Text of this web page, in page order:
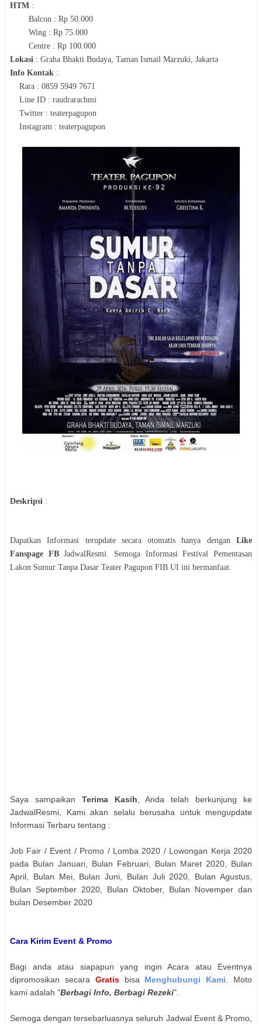
HTM :
Balcon : Rp 50.000
Wing : Rp 75.000
Centre : Rp 100.000
Lokasi : Graha Bhakti Budaya, Taman Ismail Marzuki, Jakarta
Info Kontak :
Rara : 0859 5949 7671
Line ID : raudrarachmi
Twitter : teaterpagupon
Instagram : teaterpagupon
Deskripsi :
Dapatkan Informasi terupdate secara otomatis hanya dengan Like
Fanspage FBJadwalResmi. Semoga InformasiFestival
Pementasan
Lakon Sumur Tanpa Dasar Teater Pagupon FIB UI ini bermanfaat.
Saya sampaikan Terima Kasih , Anda telah berkunjung ke
JadwalResmi, Kami akan selalu berusaha untuk mengupdate
Informasi Terbaru tentang :
Job Fair / Event / Promo / Lomba 2020 / Lowongan Kerja 2020
pada Bulan Januari, Bulan Februari, Bulan Maret 2020, Bulan
April, Bulan Mei, Bulan Juni, Bulan Juli 2020, Bulan Agustus,
Bulan September 2020, Bulan Oktober, Bulan Novemper dan
bulan Desember 2020
Cara Kirim Event & Promo
Bagi anda atau siapapun yang ingin Acara atau Eventnya
dipromosikan secara Gratisbisa Menghubungi Kami . Moto
kami adalah "Berbagi Info, Berbagi Rezeki".
Semoga dengan tersebarluasnya seluruh Jadwal Event & Promo,